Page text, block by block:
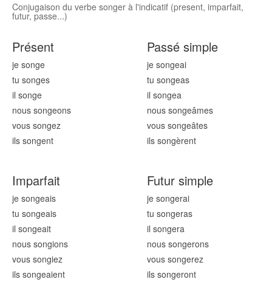
Conjugaison du verbe songer à l'indicatif (present, imparfait,
futur, passe...)
Présent
je songe
tu songes
il songe
nous songeons
vous songez
ils songent
Passé simple
je songeai
tu songeas
il songea
nous songeâmes
vous songeâtes
ils songèrent
Imparfait
je songeais
tu songeais
il songeait
nous songions
vous songiez
ils songeaient
Futur simple
je songerai
tu songeras
il songera
nous songerons
vous songerez
ils songeront